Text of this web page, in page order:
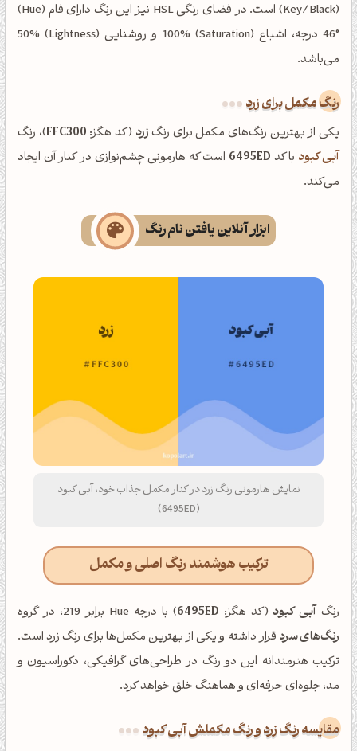
(Key/Black) است. در فضای رنگی HSL نیز این رنگ دارای فام (Hue)
46° درجه، اشباع (Saturation) 100% و روشنایی (Lightness) 50%
می‌باشد.
رنگ مکمل برای زرد
یکی از بهترین رنگ‌های مکمل برای رنگزرد (کد هگز: FFC300)، رنگ
آبی کبود با کد 6495ED است که هارمونی چشم‌نوازی در کنار آن ایجاد
می‌کند.
ابزار آنلاین یافتن نام رنگ
نمایش هارمونی رنگ زرد در کنار مکمل جذاب خود، آبی کبود
(6495ED)
ترکیب هوشمند رنگ اصلی و مکمل
رنگ آبی کبود (کد هگز: 6495ED) با درجه Hue برابر 219، در گروه
رنگ‌های سرد قرار داشته و یکی از بهترین مکمل‌ها برای رنگ زرد است.
ترکیب هنرمندانه این دو رنگ در طراحی‌های گرافیکی، دکوراسیون و
مد، جلوه‌ای حرفه‌ای و هماهنگ خلق خواهد کرد.
‌مقایسه رنگ زرد و رنگ مکملش آبی کبود